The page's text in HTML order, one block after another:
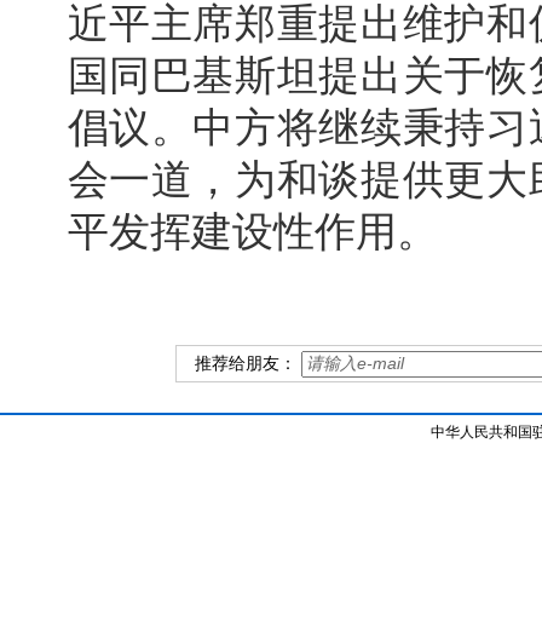
近平主席郑重提出维护
国同巴基斯坦提出关于
倡议。中方将继续秉持
会一道，为和谈提供更
平发挥建设性作用。
推荐给朋友：
中华人民共和国